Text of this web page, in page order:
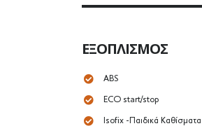
ΕΞΟΠΛΙΣΜΌΣ
ABS
ECO start/stop
Isofix -Παιδικά Καθίσματα